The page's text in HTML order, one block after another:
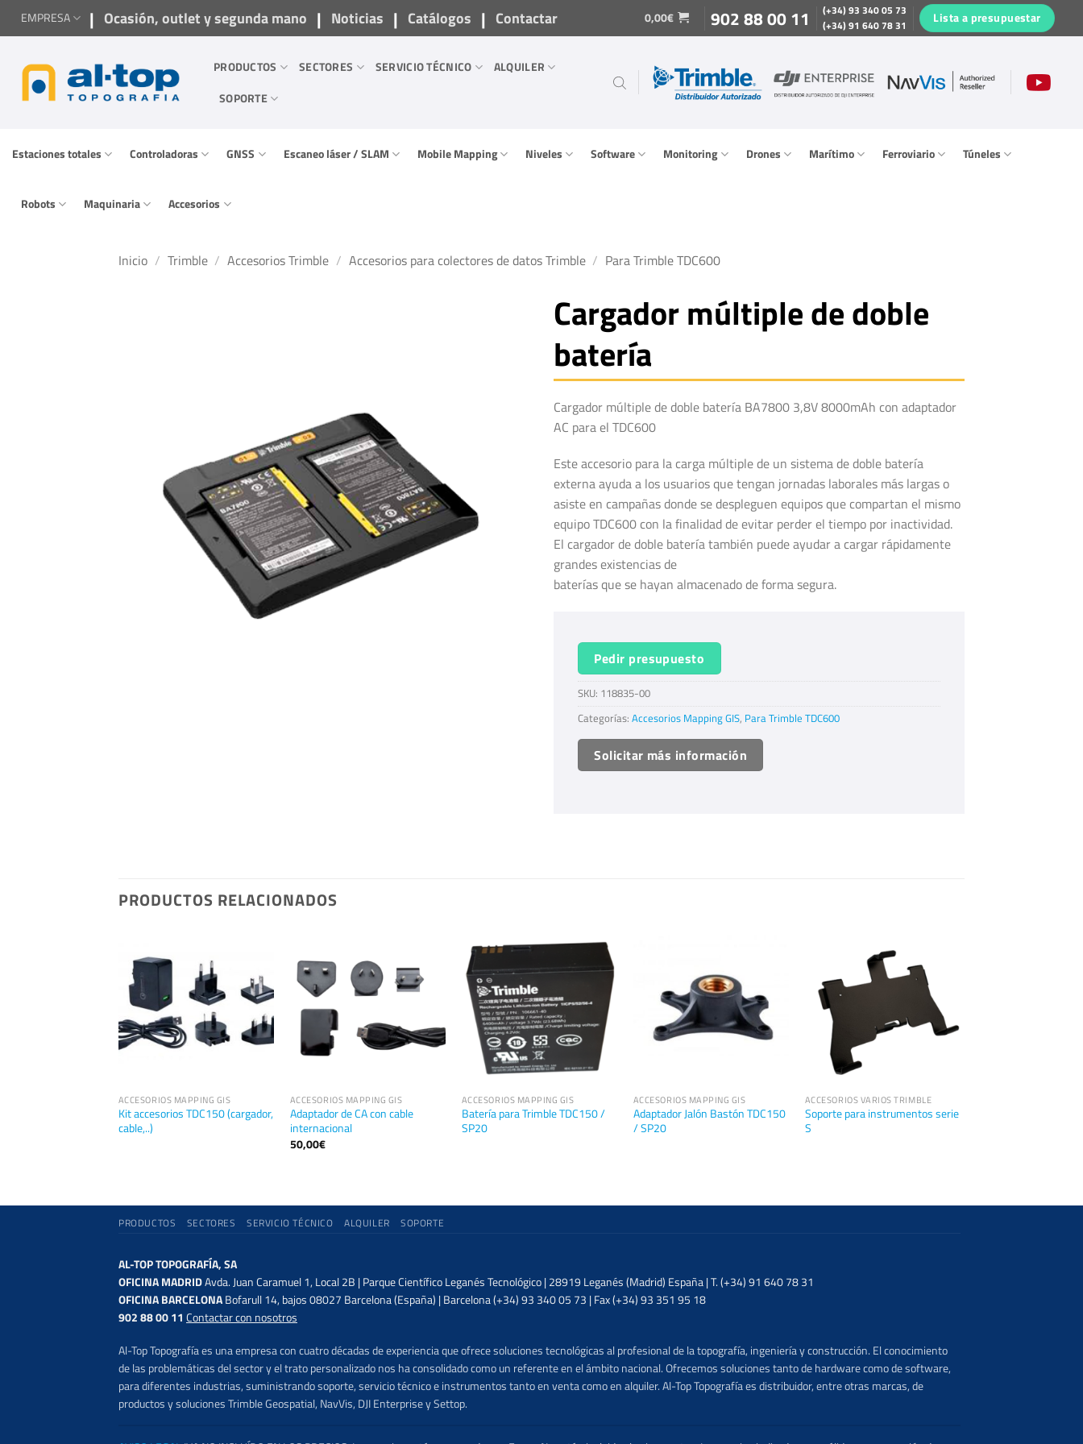
SaltarEMPRESA | Ocasión, outlet y segunda mano | Noticias | Catálogos | Contactar 0,00€ 902 88 00 11
(+34) 93 340 05 73
(+34) 91 640 78 31
Lista a presupuestar
PRODUCTOS SECTORES SERVICIO TÉCNICO
ALQUILER
SOPORTE
Estaciones totales Controladoras GNSS Escaneo láser / SLAM Mobile Mapping Niveles Software Monitoring Drones Marítimo Ferroviario Túneles
Robots Maquinaria Accesorios
Inicio / Trimble / Accesorios Trimble / Accesorios para colectores de datos Trimble / Para Trimble TDC600
Cargador múltiple de doble
batería
Cargador múltiple de doble batería BA7800 3,8V 8000mAh con adaptador
AC para el TDC600
Este accesorio para la carga múltiple de un sistema de doble batería
externa ayuda a los usuarios que tengan jornadas laborales más largas o
asiste en campañas donde se despleguen equipos que compartan el mismo
equipo TDC600 con la finalidad de evitar perder el tiempo por inactividad.
El cargador de doble batería también puede ayudar a cargar rápidamente
grandes existencias de
baterías que se hayan almacenado de forma segura.
Pedir presupuesto
SKU: 118835-00
Categorías: Accesorios Mapping GIS, Para Trimble TDC600
Solicitar más información
PRODUCTOS RELACIONADOS
ACCESORIOS MAPPING GIS
Kit accesorios TDC150 (cargador,
cable,..)
ACCESORIOS MAPPING GIS
Adaptador de CA con cable
internacional
50,00€
ACCESORIOS MAPPING GIS
Batería para Trimble TDC150 /
SP20
ACCESORIOS MAPPING GIS
Adaptador Jalón Bastón TDC150
/ SP20
ACCESORIOS VARIOS TRIMBLE
Soporte para instrumentos serie
S
PRODUCTOS SECTORES SERVICIO TÉCNICO ALQUILER SOPORTE
AL-TOP TOPOGRAFÍA, SA
OFICINA MADRIDAvda. Juan Caramuel 1, Local 2B | Parque Científico Leganés Tecnológico | 28919 Leganés (Madrid) España | T. (+34) 91 640 78 31
OFICINA BARCELONABofarull 14, bajos 08027 Barcelona (España) | Barcelona (+34) 93 340 05 73 | Fax (+34) 93 351 95 18
902 88 00 11 Contactar con nosotros
Al-Top Topografía es una empresa con cuatro décadas de experiencia que ofrece soluciones tecnológicas al profesional de la topografía, ingeniería y construcción. El conocimiento
de las problemáticas del sector y el trato personalizado nos ha consolidado como un referente en el ámbito nacional. Ofrecemos soluciones tanto de hardware como de software,
para diferentes industrias, suministrando soporte, servicio técnico e instrumentos tanto en venta como en alquiler. Al-Top Topografía es distribuidor, entre otras marcas, de
productos y soluciones Trimble Geospatial, NavVis, DJI Enterprise y Settop.